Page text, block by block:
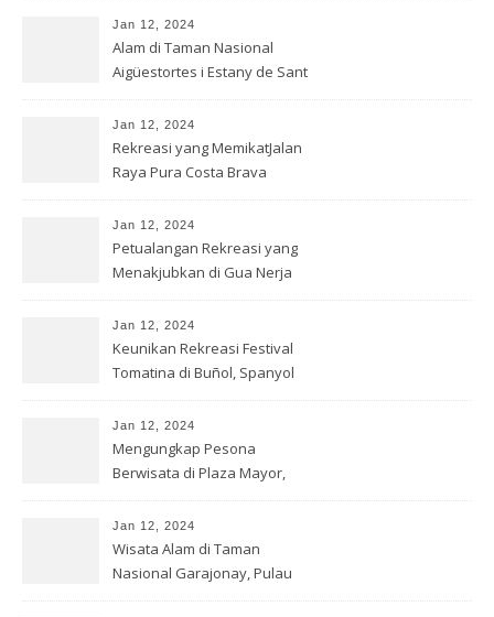
Jan 12, 2024
Alam di Taman Nasional
Aigüestortes i Estany de Sant
Jan 12, 2024
Rekreasi yang MemikatJalan
Raya Pura Costa Brava
Jan 12, 2024
Petualangan Rekreasi yang
Menakjubkan di Gua Nerja
Jan 12, 2024
Keunikan Rekreasi Festival
Tomatina di Buñol, Spanyol
Jan 12, 2024
Mengungkap Pesona
Berwisata di Plaza Mayor,
Jan 12, 2024
Wisata Alam di Taman
Nasional Garajonay, Pulau